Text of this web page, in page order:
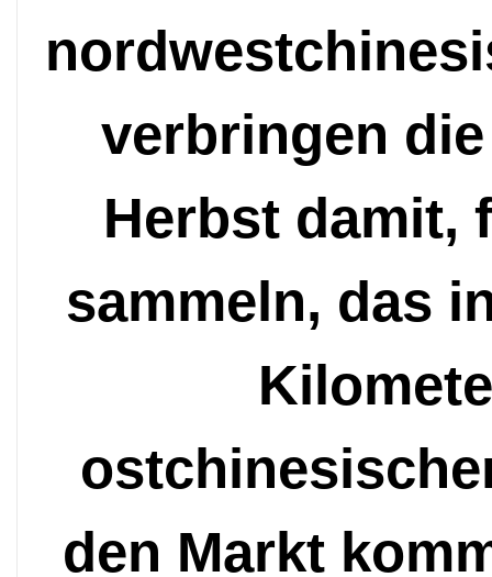
verbringen
Herbst damit,
sammeln, das
den Markt